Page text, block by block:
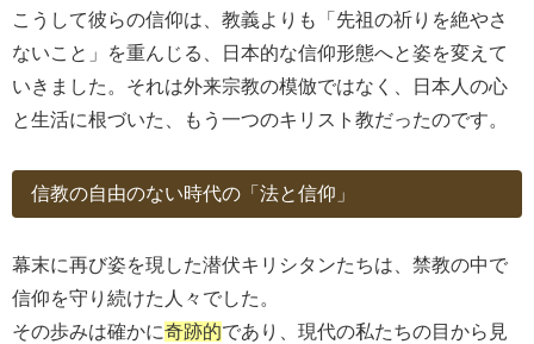
こうして彼らの信仰は、教義よりも「先祖の祈りを絶やさ
ないこと」を重んじる、日本的な信仰形態へと姿を変えて
いきました。それは外来宗教の模倣ではなく、日本人の心
と生活に根づいた、もう一つのキリスト教だったのです。
信教の自由のない時代の「法と信仰」
幕末に再び姿を現した潜伏キリシタンたちは、禁教の中で
信仰を守り続けた人々でした。
その歩みは確かに奇跡的であり、現代の私たちの目から見